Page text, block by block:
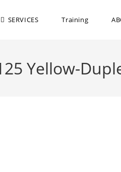
Training
SERVICES
Yellow-